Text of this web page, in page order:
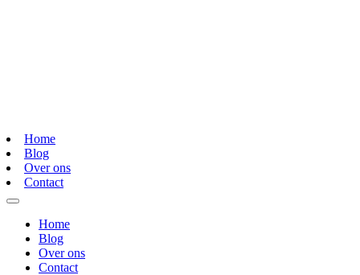
Home
Blog
Over ons
Contact
Home
Blog
Over ons
Contact